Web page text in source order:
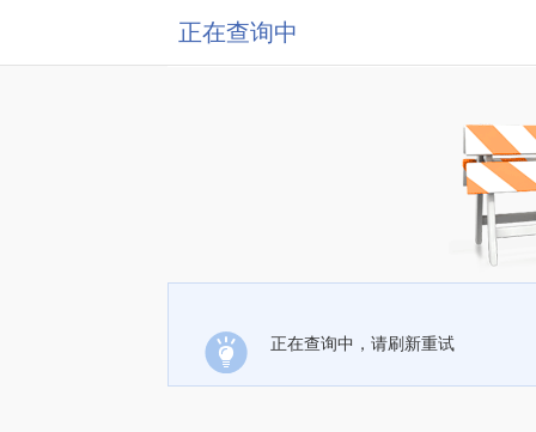
正在查询中
正在查询中，请刷新重试